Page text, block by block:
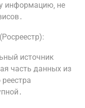
информацию‚ не
источник
часть данных из